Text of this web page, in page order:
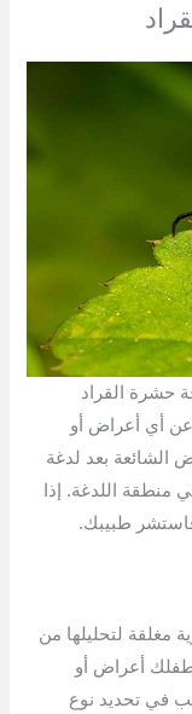
حشرة القراد
عن أي أعراض أو
الشائعة بعد لدغة
منطقة اللدغة. إذا
طبيبك.
مغلقة لتحليلها من
أعراض أو
في تحديد نوع